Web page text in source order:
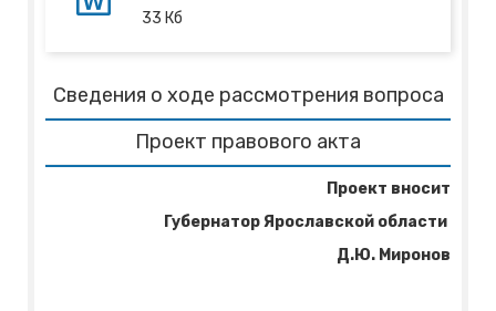
33 Кб
Сведения о ходе рассмотрения вопроса
Проект правового акта
Проект вносит
Губернатор Ярославской области
Д.Ю. Миронов